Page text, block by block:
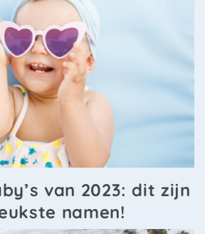
van 2023: dit zijn
namen!